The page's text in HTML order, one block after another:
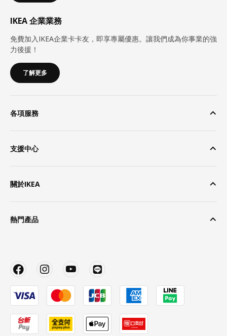
IKEA 企業業務
免費加入IKEA企業卡卡友，即享專屬優惠。讓我們成為你事業的強
力後援！
了解更多
各項服務
支援中心
關於IKEA
熱門產品